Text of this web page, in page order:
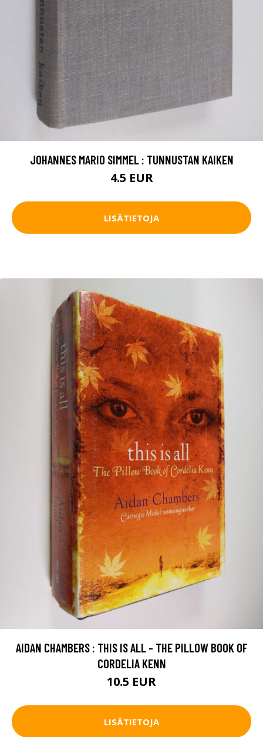
JOHANNES MARIO SIMMEL : TUNNUSTAN KAIKEN
4.5 EUR
LISÄTIETOJA
AIDAN CHAMBERS : THIS IS ALL - THE PILLOW BOOK OF
CORDELIA KENN
10.5 EUR
LISÄTIETOJA